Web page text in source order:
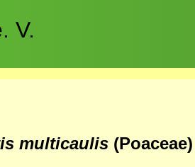
V.
multicaulis (Poaceae)